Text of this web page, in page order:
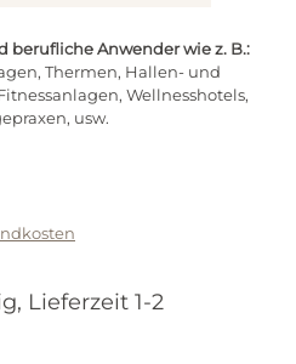
berufliche Anwender wie z. B.:
Thermen, Hallen- und
Wellnesshotels,
usw.
Lieferzeit 1-2